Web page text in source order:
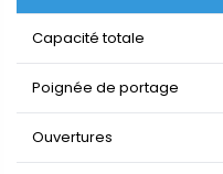
Capacité totale
Poignée de portage
Ouvertures